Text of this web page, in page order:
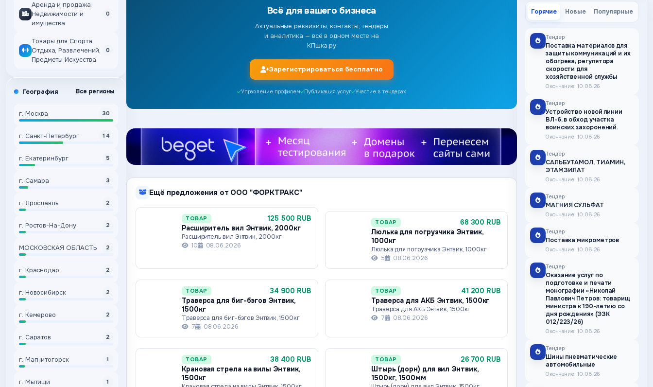
Аренда и продажа
Недвижимости и
имущества
0
Товары для Спорта,
Отдыха, Развлечений,
Предметы Искусства
0
География Все регионы
г. Москва 30
г. Санкт-Петербург 14
г. Екатеринбург 5
г. Самара 3
г. Ярославль 2
г. Ростов-На-Дону 2
МОСКОВСКАЯ ОБЛАСТЬ 2
г. Краснодар 2
г. Новосибирск 2
г. Кемерово 2
г. Саратов 2
г. Магнитогорск 1
г. Мытищи 1
Всё для вашего бизнеса
Актуальные реквизиты, контакты, тендеры
и аналитика — всё в одном месте на
КПшка.ру
Зарегистрироваться бесплатно
Управление профилем Публикация услуг Участие в тендерах
Ещё предложения от ООО "ФОРКТРАКС"
ТОВАР
125 500 RUB
Расширитель вил Энтвик, 2000кг
Расширитель вил Энтвик, 2000кг
10
08.06.2026
ТОВАР
68 300 RUB
Люлька для погрузчика Энтвик,
1000кг
Люлька для погрузчика Энтвик, 1000кг
5
08.06.2026
ТОВАР
34 900 RUB
Траверса для биг-бэгов Энтвик,
1500кг
Траверса для биг-бэгов Энтвик, 1500кг
7
08.06.2026
ТОВАР
41 200 RUB
Траверса для АКБ Энтвик, 1500кг
Траверса для АКБ Энтвик, 1500кг
7
08.06.2026
ТОВАР
38 400 RUB
Крановая стрела на вилы Энтвик,
1500кг
ТОВАР
26 700 RUB
Штырь (дорн) для вил Энтвик,
1500кг, 1500мм
Горячие Новые Популярные
Тендер
Поставка материалов для
защиты коммуникаций и их
обогрева, регулятора
скорости для
хозяйственной службы
Окончание: 10.08.26
Тендер
Устройство новой линии
ВЛ-6, в обход участка
воинских захоронений.
Окончание: 10.08.26
Тендер
САЛЬБУТАМОЛ, ТИАМИН,
ЭТАМЗИЛАТ
Окончание: 10.08.26
Тендер
МАГНИЯ СУЛЬФАТ
Окончание: 10.08.26
Тендер
Поставка микрометров
Окончание: 10.08.26
Тендер
Оказание услуг по
подготовке и печати
монографии «Николай
Павлович Петров: товарищ
министра к 190-летию со
дня рождения» (ЭЗК
012/223/26)
Окончание: 10.08.26
Тендер
Шины пневматические
автомобильные
Окончание: 10.08.26